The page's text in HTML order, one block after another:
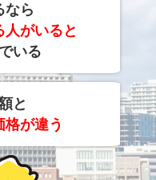
なら
がいると
いる
と
が違う